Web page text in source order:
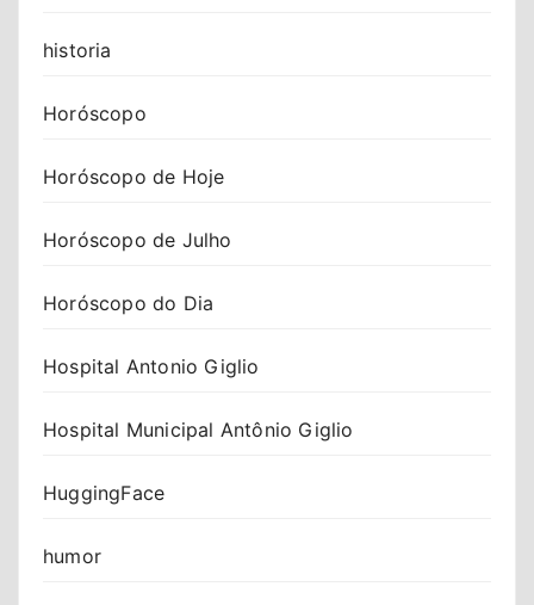
historia
Horóscopo
Horóscopo de Hoje
Horóscopo de Julho
Horóscopo do Dia
Hospital Antonio Giglio
Hospital Municipal Antônio Giglio
HuggingFace
humor